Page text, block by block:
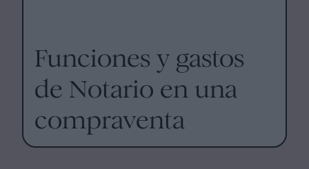
Funciones y gastos
de Notario en una
compraventa